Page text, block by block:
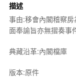
描述
事由:移會內閣稽察
面奉諭旨亦無摺奏事
典藏沿革:內閣檔庫
版本:原件